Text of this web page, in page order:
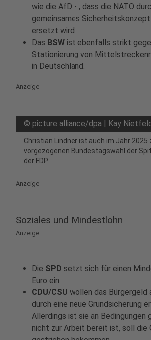
wie die AfD - , dass die NATO
gemeinsames
ersetzt wird.
Das BSW ist ebenfalls strikt
Stationierung von
in Deutschland.
Anzeige
© picture alliance/dpa | Kay
Christian Lindner ist auch im Jahr 2025
vorgezogenen Bundestagswahl der
der FDP.
Anzeige
Soziales und Mindestlohn
Anzeige
Die SPD setzt sich für einen
Euro ein.
CDU/CSU wollen das Bürgergeld
durch eine neue Grundsicherung
Allerdings ist sie an Bedingungen
nicht zur Arbeit bereit ist, soll die